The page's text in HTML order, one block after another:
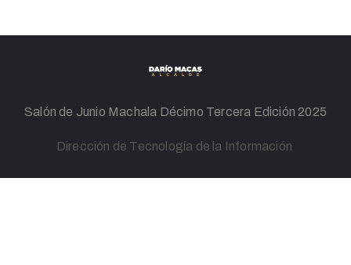
Salón de Junio Machala Décimo Tercera Edición 2025
Dirección de Tecnología de la Información